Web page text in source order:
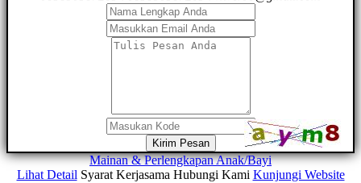
Kirim Pesan
Mainan & Perlengkapan Anak/Bayi
Lihat Detail Syarat Kerjasama Hubungi Kami Kunjungi Website